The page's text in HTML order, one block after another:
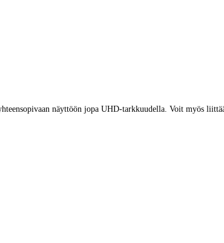
näyttöön jopa UHD-tarkkuudella. Voit myös